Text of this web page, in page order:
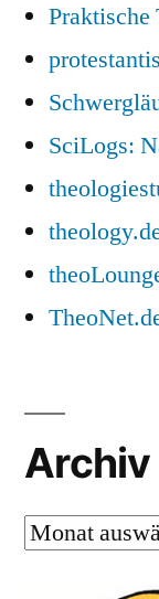
SciLogs:
Archiv
Archiv